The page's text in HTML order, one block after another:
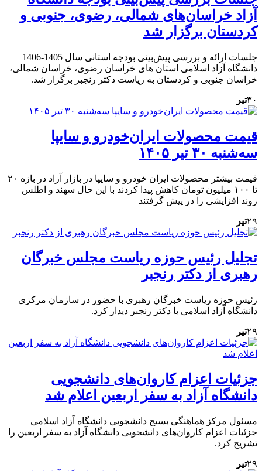
آزاد خراسان‌های شمالی، رضوی، جنوبی و
کردستان برگزار شد
جلسات ارائه و بررسی پیش‌بینی بودجه استانی سال 1405-1406
دانشگاه آزاد اسلامی استان های خراسان رضوی، خراسان شمالی،
خراسان جنوبی و کردستان به ریاست دکتر رنجبر برگزار شد.
۳۰تیر
قیمت محصولات ایران‌خودرو و سایپا
سه‌شنبه ۳۰ تیر ۱۴۰۵
قیمت بیشتر محصولات ایران خودرو و سایپا در بازار آزاد در بازه ۲۰
تا ۱۰۰ میلیون تومان کاهش پیدا کردند با این حال سهند و اطلس
روند افزایشی را در پیش گرفتند
۲۹تیر
تجلیل رئیس حوزه ریاست مجلس خبرگان
رهبری از دکتر رنجبر
رئیس حوزه ریاست خبرگان رهبری با حضور در سازمان مرکزی
دانشگاه آزاد اسلامی با دکتر رنجبر دیدار کرد.
۲۹تیر
جزئیات اعزام کاروان‌های دانشجویی
دانشگاه آزاد به سفر اربعین اعلام شد
مسئول مرکز هماهنگی بسیج دانشجویی دانشگاه آزاد اسلامی
جزئیات اعزام کاروان‌های دانشجویی دانشگاه آزاد به سفر اربعین را
تشریح کرد.
۲۹تیر